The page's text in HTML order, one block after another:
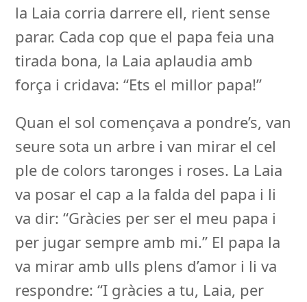
la Laia corria darrere ell, rient sense
parar. Cada cop que el papa feia una
tirada bona, la Laia aplaudia amb
força i cridava: “Ets el millor papa!”
Quan el sol començava a pondre’s, van
seure sota un arbre i van mirar el cel
ple de colors taronges i roses. La Laia
va posar el cap a la falda del papa i li
va dir: “Gràcies per ser el meu papa i
per jugar sempre amb mi.” El papa la
va mirar amb ulls plens d’amor i li va
respondre: “I gràcies a tu, Laia, per